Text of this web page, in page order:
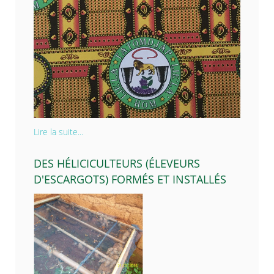
Lire la suite...
DES HÉLICICULTEURS (ÉLEVEURS
D'ESCARGOTS) FORMÉS ET INSTALLÉS